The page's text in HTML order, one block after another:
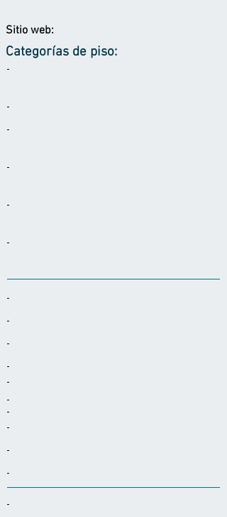
Sitio web:
Categorías de piso:
-
-
-
-
-
-
-
-
-
-
-
-
-
-
-
-
-